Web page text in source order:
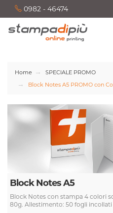
0982 - 46474
Home
SPECIALE PROMO
Block Notes A5 PROMO con
Block Notes A5
Block Notes con stampa 4 colori
80g. Allestimento: 50 fogli